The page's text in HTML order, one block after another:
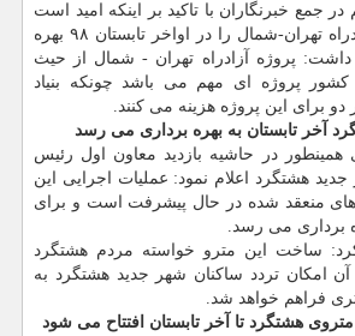
جمع خبرنگاران با تاكید بر اینكه امید است
بتوانیم فاز نخست آزادراه تهران-شمال را در اواخر تابستان ۹۸ بهره
داشت: پروژه آزادراه تهران - شمال از حیث
پروژه ای مهم می باشد چونكه بنیاد
برای این پروژه هزینه می كنند.
آخر تابستان به بهره برداری می رسد
در حاشیه بازدید معاون اول رئیس
هشتگرد اعلام نمود: عملیات اجرایی این
منعقد شده در حال پیشرفت است و برای
برداری می رسد.
ساخت این مترو خواسته مردم هشتگرد
آن امكان تردد ساكنان شهر جدید هشتگرد به
فراهم خواهد شد.